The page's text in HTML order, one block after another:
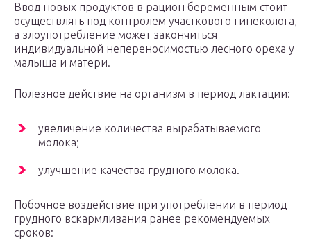
Ввод новых продуктов в рацион беременным стоит
осуществлять под контролем участкового гинеколога,
а злоупотребление может закончиться
индивидуальной непереносимостью лесного ореха у
малыша и матери.
Полезное действие на организм в период лактации:
увеличение количества вырабатываемого
молока;
улучшение качества грудного молока.
Побочное воздействие при употреблении в период
грудного вскармливания ранее рекомендуемых
сроков: